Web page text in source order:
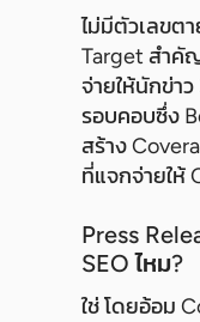
ไม่มีตัวเลขต
Target สำคั
จ่ายให้นักข่า
รอบคอบซึ่ง
สร้าง
ที่แจกจ่ายให้
Press
SEO ไหม?
ใช่ โดยอ้อม